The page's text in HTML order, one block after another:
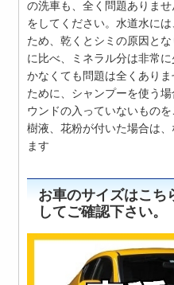
の洗車も、全く問題ありま
をしてください。水道水に
ため、乾くとシミの原因と
に比べ、ミネラル分は非常
かなくても問題は全くあり
ために、シャンプーを使う
ウンドの入っていないもの
樹液、花粉が付いた場合は
ます
お車のサイズはこち
してご確認下さい。